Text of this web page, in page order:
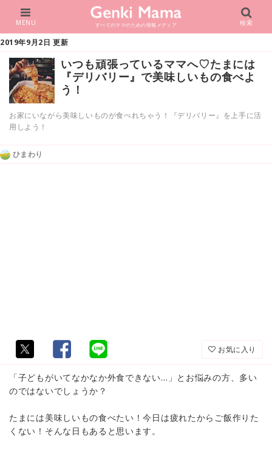
すべてのママのための情報メディア
MENU 検索
2019年9月2日 更新
いつも頑張っているママへ♡たまには
『デリバリー』で美味しいもの食べよ
う！
お家にいながら美味しいものが食べれちゃう！『デリバリー』を上手に活
用しよう！
ひまわり
お気に入り
「子どもがいてなかなか外食できない…」とお悩みの方、多い
のではないでしょうか？
たまには美味しいもの食べたい！今日は疲れたからご飯作りた
くない！そんな日もあると思います。